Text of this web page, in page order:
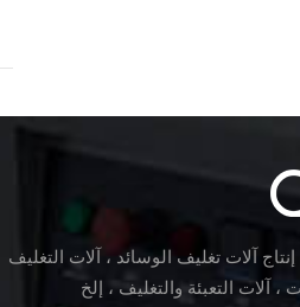
آلات تغليف الوسائد ، آلات التغليف